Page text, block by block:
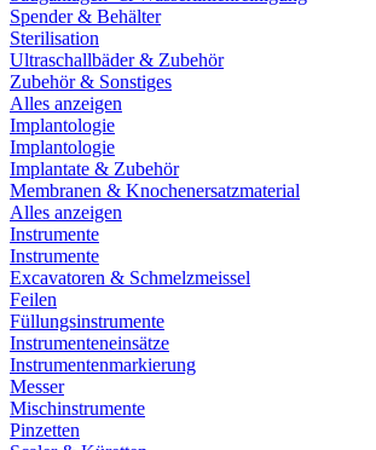
Spender & Behälter
Sterilisation
Ultraschallbäder & Zubehör
Zubehör & Sonstiges
Alles anzeigen
Implantologie
Implantologie
Implantate & Zubehör
Membranen & Knochenersatzmaterial
Alles anzeigen
Instrumente
Instrumente
Excavatoren & Schmelzmeissel
Feilen
Füllungsinstrumente
Instrumenteneinsätze
Instrumentenmarkierung
Messer
Mischinstrumente
Pinzetten